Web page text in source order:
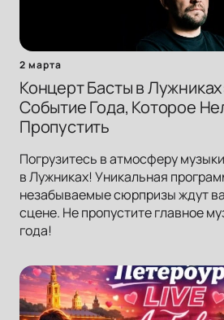
2 марта
Концерт Басты в
Событие Года, Которое
Пропустить
Погрузитесь в атмосферу
в Лужниках! Уникальная
незабываемые сюрпризы ждут
сцене. Не пропустите главное
года!